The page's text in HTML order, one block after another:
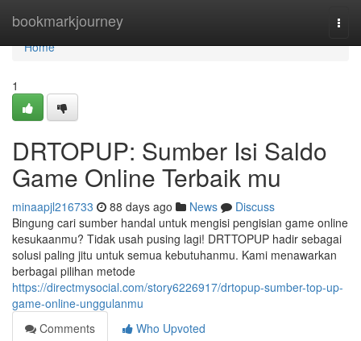
bookmarkjourney
Home
Home
1
DRTOPUP: Sumber Isi Saldo
Game Online Terbaik mu
minaapjl216733 88 days ago News
Discuss
Bingung cari sumber handal untuk mengisi pengisian game online
kesukaanmu? Tidak usah pusing lagi! DRTTOPUP hadir sebagai
solusi paling jitu untuk semua kebutuhanmu. Kami menawarkan
berbagai pilihan metode
https://directmysocial.com/story6226917/drtopup-sumber-top-up-
game-online-unggulanmu
Comments
Who Upvoted